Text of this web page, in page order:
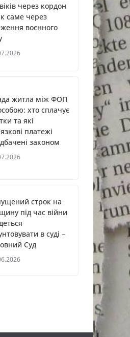
через кордон
саме через
воєнного
житла між ФОП
хто сплачує
та які
платежі
законом
строк на
під час війни
в суді –
Суд